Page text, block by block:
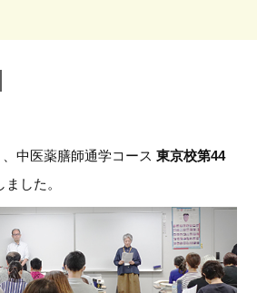
、中医薬膳師通学コース東京校第44
した。